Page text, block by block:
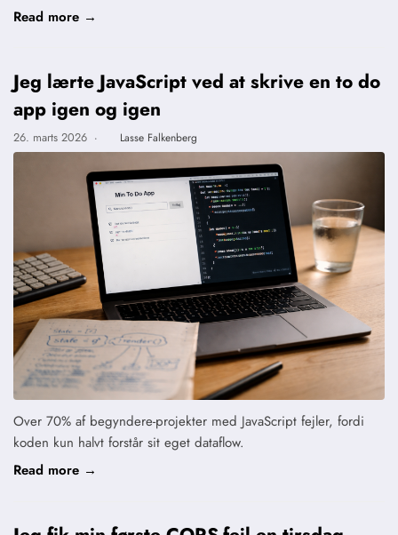
Read more →
Jeg lærte JavaScript ved at skrive en to do
app igen og igen
26. marts 2026 · Lasse Falkenberg
Over 70% af begyndere-projekter med JavaScript fejler, fordi
koden kun halvt forstår sit eget dataflow.
Read more →